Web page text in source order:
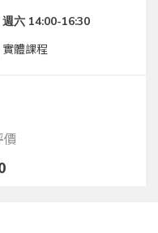
週六 14:00-16:30
實體課程